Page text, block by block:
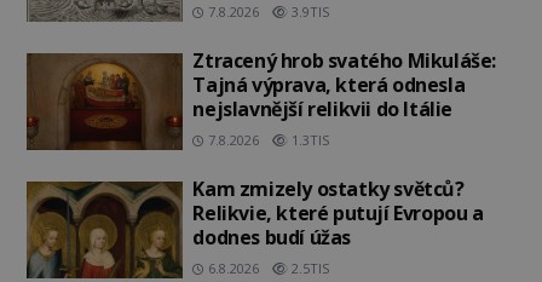
7.8.2026 3.9TIS
Ztracený hrob svatého Mikuláše:
Tajná výprava, která odnesla
nejslavnější relikvii do Itálie
7.8.2026 1.3TIS
Kam zmizely ostatky světců?
Relikvie, které putují Evropou a
dodnes budí úžas
6.8.2026 2.5TIS